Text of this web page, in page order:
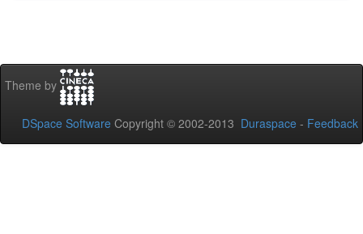
Theme by
DSpace Software Copyright © 2002-2013 Duraspace - Feedback